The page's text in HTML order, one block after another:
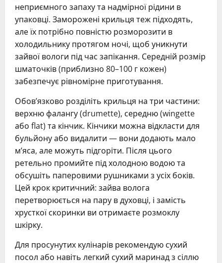
неприємного запаху та надмірної рідини в
упаковці. Заморожені крильця теж підходять,
але їх потрібно повністю розморозити в
холодильнику протягом ночі, щоб уникнути
зайвої вологи під час запікання. Середній розмір
шматочків (приблизно 80–100 г кожен)
забезпечує рівномірне приготування.
Обов’язково розділіть крильця на три частини:
верхню фалангу (drumette), середню (wingette
або flat) та кінчик. Кінчики можна відкласти для
бульйону або видалити — вони додають мало
м’яса, але можуть підгоріти. Після цього
ретельно промийте під холодною водою та
обсушіть паперовими рушниками з усіх боків.
Цей крок критичний: зайва волога
перетворюється на пару в духовці, і замість
хрусткої скоринки ви отримаєте розмоклу
шкірку.
Для просунутих кулінарів рекомендую сухий
посол або навіть легкий сухий маринад з сіллю